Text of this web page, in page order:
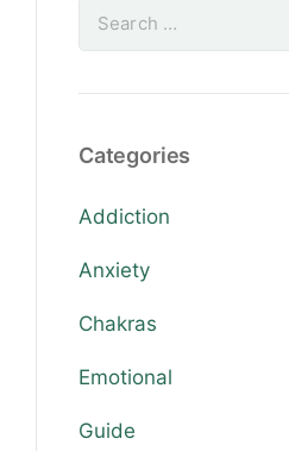
Categories
Addiction
Anxiety
Chakras
Emotional
Guide